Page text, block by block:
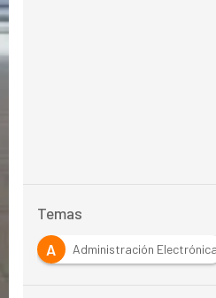
Temas
A Administración Electrónica